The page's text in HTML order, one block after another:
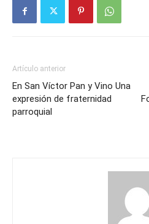
Artículo anterior
En San Víctor Pan y Vino Una
expresión de fraternidad
parroquial